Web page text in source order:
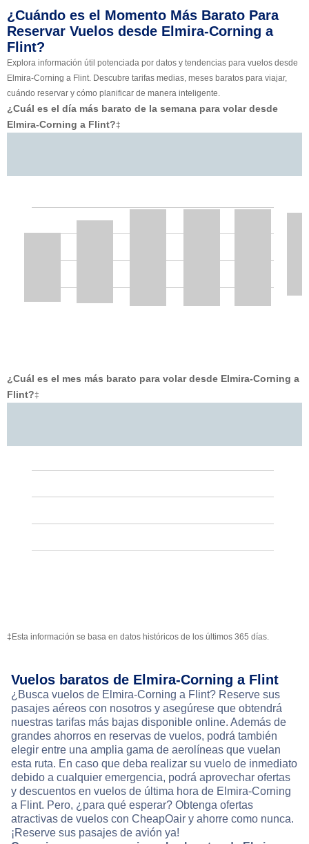
¿Cuándo es el Momento Más Barato Para
Reservar Vuelos desde Elmira-Corning a
Flint?
Explora información útil potenciada por datos y tendencias para vuelos desde
Elmira-Corning a Flint. Descubre tarifas medias, meses baratos para viajar,
cuándo reservar y cómo planificar de manera inteligente.
¿Cuál es el día más barato de la semana para volar desde
Elmira-Corning a Flint?‡
¿Cuál es el mes más barato para volar desde Elmira-Corning a
Flint?‡
‡Esta información se basa en datos históricos de los últimos 365 días.
Vuelos baratos de Elmira-Corning a Flint
¿Busca vuelos de Elmira-Corning a Flint? Reserve sus
pasajes aéreos con nosotros y asegúrese que obtendrá
nuestras tarifas más bajas disponible online. Además de
grandes ahorros en reservas de vuelos, podrá también
elegir entre una amplia gama de aerolíneas que vuelan
esta ruta. En caso que deba realizar su vuelo de inmediato
debido a cualquier emergencia, podrá aprovechar ofertas
y descuentos en vuelos de última hora de Elmira-Corning
a Flint. Pero, ¿para qué esperar? Obtenga ofertas
atractivas de vuelos con CheapOair y ahorre como nunca.
¡Reserve sus pasajes de avión ya!